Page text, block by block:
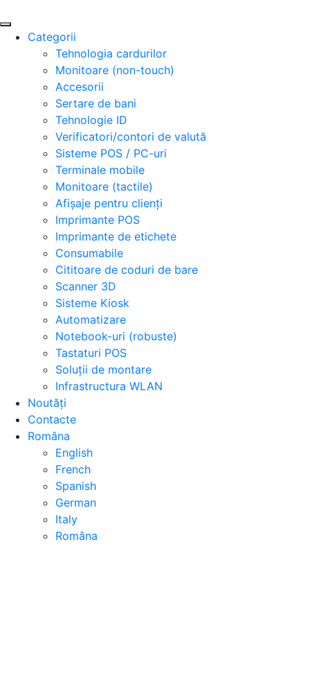
Categorii
Tehnologia cardurilor
Monitoare (non-touch)
Accesorii
Sertare de bani
Tehnologie ID
Verificatori/contori de valută
Sisteme POS / PC-uri
Terminale mobile
Monitoare (tactile)
Afișaje pentru clienți
Imprimante POS
Imprimante de etichete
Consumabile
Cititoare de coduri de bare
Scanner 3D
Sisteme Kiosk
Automatizare
Notebook-uri (robuste)
Tastaturi POS
Soluții de montare
Infrastructura WLAN
Noutăți
Contacte
Româna
English
French
Spanish
German
Italy
Româna